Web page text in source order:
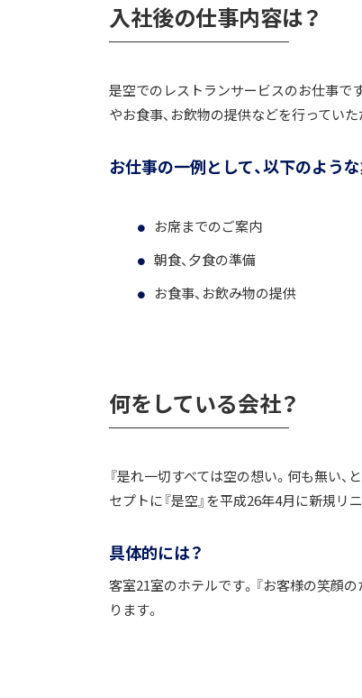
入社後の仕事内容は？
是空でのレストランサービスのお仕事で
やお食事、お飲物の提供などを行ってい
お仕事の一例として、以下のよう
お席までのご案内
朝食、夕食の準備
お食事、お飲み物の提供
何をしている会社？
『是れ一切すべては空の想い。何も無い、
セプトに『是空』を平成26年4月に新規リ
具体的には？
客室21室のホテルです。『お客様の笑顔
ります。